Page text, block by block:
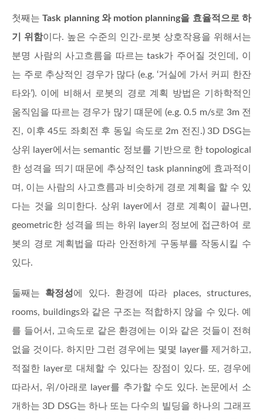
첫째는Task planning 와 motion planning을 효율적으로 하
기 위함이다. 높은 수준의 인간-로봇 상호작용을 위해서는
분명 사람의 사고흐름을 따르는 task가 주어질 것인데, 이
는 주로 추상적인 경우가 많다 (e.g. ‘거실에 가서 커피 한잔
타와’). 이에 비해서 로봇의 경로 계획 방법은 기하학적인
움직임을 따르는 경우가 많기 떄문에 (e.g. 0.5 m/s로 3m 전
진, 이후 45도 좌회전 후 동일 속도로 2m 전진.) 3D DSG는
상위 layer에서는 semantic 정보를 기반으로 한 topological
한 성격을 띄기 때문에 추상적인 task planning에 효과적이
며, 이는 사람의 사고흐름과 비슷하게 경로 계획을 할 수 있
다는 것을 의미한다. 상위 layer에서 경로 계획이 끝나면,
geometric한 성격을 띄는 하위 layer의 정보에 접근하여 로
봇의 경로 계획법을 따라 안전하게 구동부를 작동시킬 수
있다.
둘째는 확정성에 있다. 환경에 따라 places, structures,
rooms, buildings와 같은 구조는 적합하지 않을 수 있다. 예
를 들어서, 고속도로 같은 환경에는 이와 같은 것들이 전혀
없을 것이다. 하지만 그런 경우에는 몇몇 layer를 제거하고,
적절한 layer로 대체할 수 있다는 장점이 있다. 또, 경우에
따라서, 위/아래로 layer를 추가할 수도 있다. 논문에서 소
개하는 3D DSG는 하나 또는 다수의 빌딩을 하나의 그래프